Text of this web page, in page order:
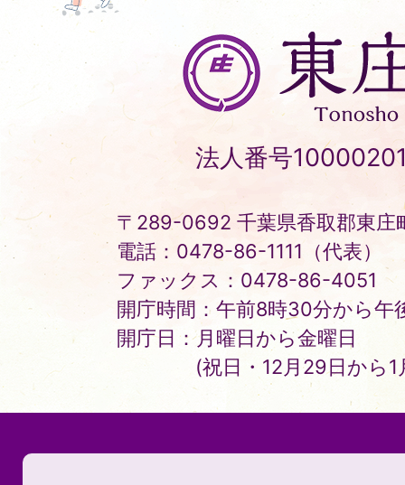
東
庄
町
Tonosho
Town
法人番号
〒289-0692 千葉県香取郡東庄
電話：0478-86-1111（代表）
ファックス：0478-86-4051
開庁時間：午前8時30分から午
開庁日：月曜日から金曜日
(祝日・12月29日から